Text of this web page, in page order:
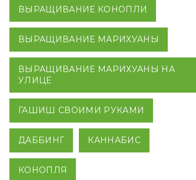
ВЫРАЩИВАНИЕ КОНОПЛИ
ВЫРАЩИВАНИЕ МАРИХУАНЫ
ВЫРАЩИВАНИЕ МАРИХУАНЫ НА
УЛИЦЕ
ГАШИШ СВОИМИ РУКАМИ
ДАББИНГ КАННАБИС
КОНОПЛЯ